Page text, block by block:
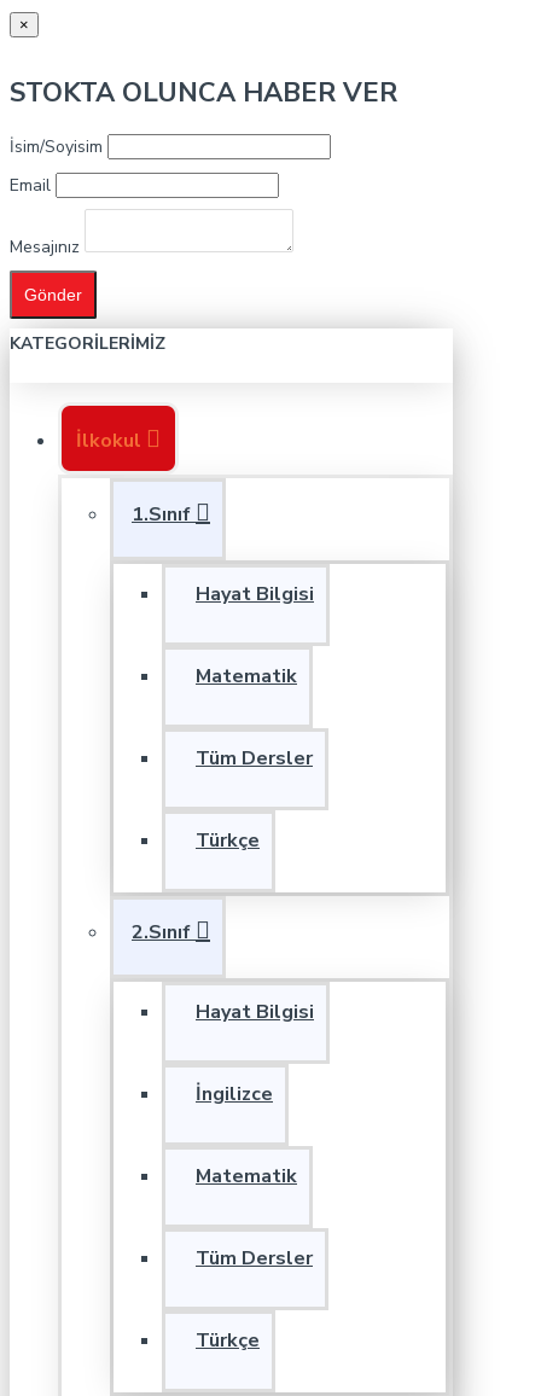
×
STOKTA OLUNCA HABER VER
İsim/Soyisim
Email
Mesajınız
Gönder
KATEGORILERIMIZ
İlkokul
1.Sınıf
Hayat Bilgisi
Matematik
Tüm Dersler
Türkçe
2.Sınıf
Hayat Bilgisi
İngilizce
Matematik
Tüm Dersler
Türkçe